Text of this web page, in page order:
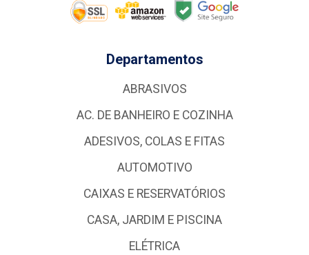
Departamentos
ABRASIVOS
AC. DE BANHEIRO E COZINHA
ADESIVOS, COLAS E FITAS
AUTOMOTIVO
CAIXAS E RESERVATÓRIOS
CASA, JARDIM E PISCINA
ELÉTRICA